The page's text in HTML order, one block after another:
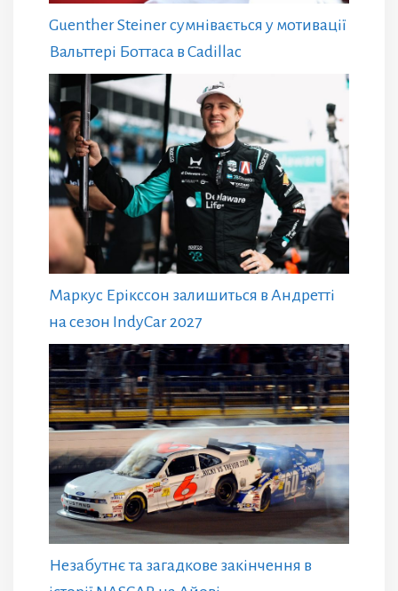
Guenther Steiner сумнівається у мотивації
Вальттері Боттаса в Cadillac
Маркус Ерікссон залишиться в Андретті
на сезон IndyCar 2027
Незабутнє та загадкове закінчення в